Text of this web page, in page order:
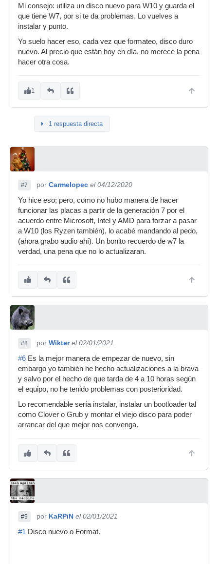
Mi consejo: utiliza un disco nuevo para W10 y guarda el
que tiene W7, por si te da problemas. Lo vuelves a
instalar y punto.
Yo suelo hacer eso, cada vez que formateo, disco duro
nuevo. Al precio que están hoy en día, no merece la pena
hacer otra cosa.
1
1 respuesta directa
#7 por Carmelopec el 04/12/2020
Yo hice eso; pero, como no hubo manera de hacer
funcionar las placas a partir de la generación 7 por el
acuerdo entre Microsoft, Intel y AMD para forzar a pasar
a W10 (los Ryzen también), lo acabé mandando al pedo,
(ahora grabo audio ahí). Un bonito recuerdo de w7 la
verdad, una pena que no lo actualizaran.
#8 por Wikter el 02/01/2021
#6 Es la mejor manera de empezar de nuevo, sin
embargo yo también he hecho actualizaciones a la brava
y salvo por el hecho de que tarda de 4 a 10 horas según
el equipo, no he tenido problemas con posterioridad.
Lo recomendable sería instalar, instalar un bootloader tal
como Clover o Grub y montar el viejo disco para poder
arrancar del que mejor nos convenga.
#9 por KaRPiN el 02/01/2021
#1 Disco nuevo o Format.